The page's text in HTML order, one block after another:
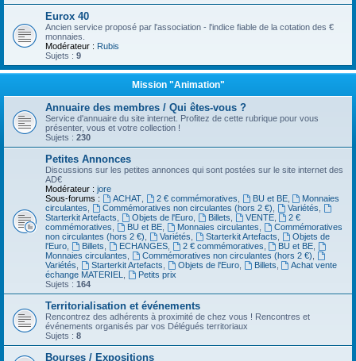
Eurox 40
Ancien service proposé par l'association - l'indice fiable de la cotation des €
monnaies.
Modérateur : Rubis
Sujets : 9
Mission "Animation"
Annuaire des membres / Qui êtes-vous ?
Service d'annuaire du site internet. Profitez de cette rubrique pour vous
présenter, vous et votre collection !
Sujets : 230
Petites Annonces
Discussions sur les petites annonces qui sont postées sur le site internet des
AD€
Modérateur : jore
Sous-forums :
ACHAT, 2 € commémoratives BU et BE,
Monnaies
circulantes
Commémoratives non circulantes (hors 2 €) Variétés
Starterkit Artefacts
Objets de l'Euro, Billets VENTE,
2 €
commémoratives
BU et BE, Monnaies circulantes
Commémoratives
non circulantes (hors 2 €)
Variétés Starterkit Artefacts
Objets de
l'Euro
Billets ECHANGES, 2 € commémoratives BU et BE
Monnaies circulantes
Commémoratives non circulantes (hors 2 €)
Variétés
Starterkit Artefacts Objets de l'Euro, Billets
Achat vente
échange MATERIEL
Petits prix
Sujets : 164
Territorialisation et événements
Rencontrez des adhérents à proximité de chez vous ! Rencontres et
événements organisés par vos Délégués territoriaux
Sujets : 8
Bourses / Expositions